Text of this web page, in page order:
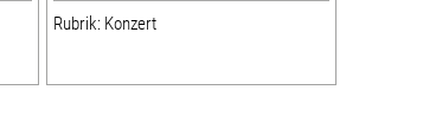
Rubrik: Konzert